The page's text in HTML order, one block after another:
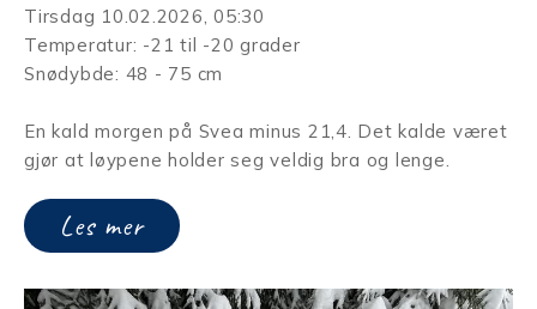
Tirsdag 10.02.2026, 05:30
Temperatur: -21 til -20 grader
Snødybde: 48 - 75 cm
En kald morgen på Svea minus 21,4. Det kalde været
gjør at løypene holder seg veldig bra og lenge.
Les mer